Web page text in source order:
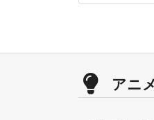
アニ